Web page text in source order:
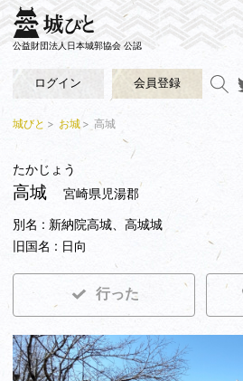
公益財団法人日本城郭協会 公認
ログイン 会員登録
城びと お城 高城
たかじょう
高城
宮崎県児湯郡
別名 : 新納院高城、高城城
旧国名 : 日向
行った